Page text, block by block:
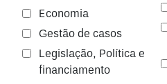
Economia
Gestão de casos
Legislação, Política e
financiamento